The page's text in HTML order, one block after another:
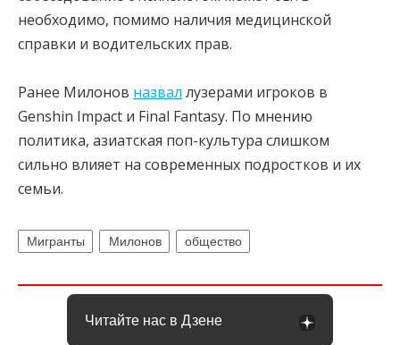
необходимо, помимо наличия медицинской
справки и водительских прав.
Ранее Милонов назвал лузерами игроков в
Genshin Impact и Final Fantasy. По мнению
политика, азиатская поп-культура слишком
сильно влияет на современных подростков и их
семьи.
Мигранты Милонов общество
Читайте нас в Дзене